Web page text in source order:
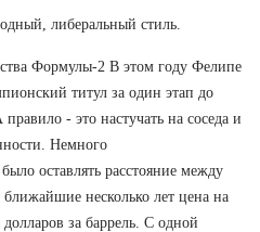
либеральный стиль.
Формулы-2 В этом году Фелипе
титул за один этап до
- это настучать на соседа и
Немного
оставлять расстояние между
несколько лет цена на
за баррель. С одной